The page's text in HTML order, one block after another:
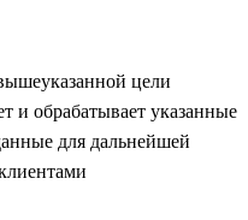
цели
и обрабатывает указанные
для дальнейшей